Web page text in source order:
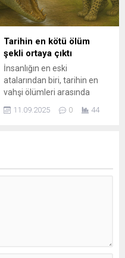
Tarihin en kötü ölüm
şekli ortaya çıktı
İnsanlığın en eski
atalarından biri, tarihin en
vahşi ölümleri arasında
gösterilen bir olayda, nesli
tükenmiş dev bir yırtıcı ile bir
11.09.2025 0 44